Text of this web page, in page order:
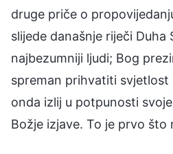
druge priče o
slijede današnje riječi Duha
najbezumniji ljudi; Bog
spreman prihvatiti svjetlost
onda izlij u potpunosti
Božje izjave. To je prvo što